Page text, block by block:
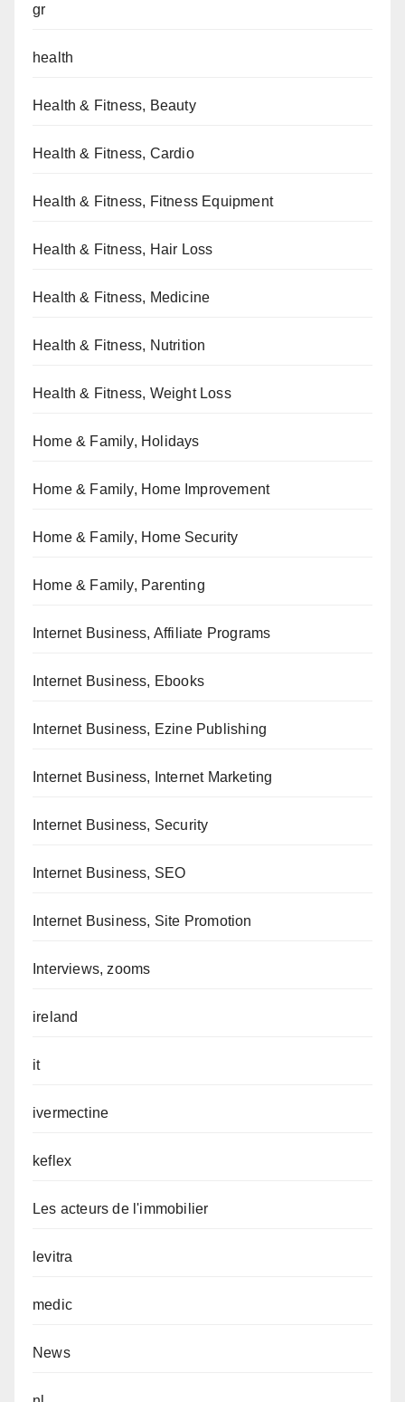
gr
health
Health & Fitness, Beauty
Health & Fitness, Cardio
Health & Fitness, Fitness Equipment
Health & Fitness, Hair Loss
Health & Fitness, Medicine
Health & Fitness, Nutrition
Health & Fitness, Weight Loss
Home & Family, Holidays
Home & Family, Home Improvement
Home & Family, Home Security
Home & Family, Parenting
Internet Business, Affiliate Programs
Internet Business, Ebooks
Internet Business, Ezine Publishing
Internet Business, Internet Marketing
Internet Business, Security
Internet Business, SEO
Internet Business, Site Promotion
Interviews, zooms
ireland
it
ivermectine
keflex
Les acteurs de l'immobilier
levitra
medic
News